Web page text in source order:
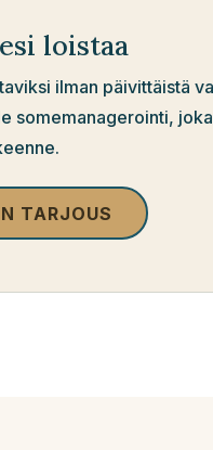
loistaa
ilman päivittäistä
somemanagerointi,
TARJOUS